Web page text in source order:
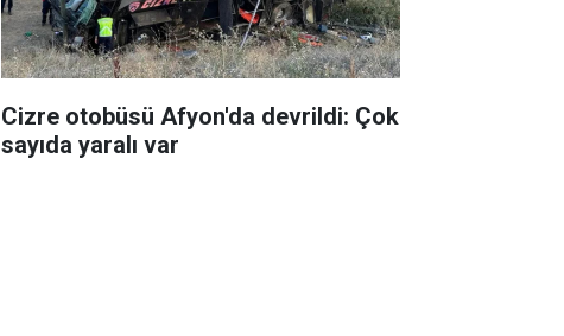
Cizre otobüsü Afyon'da devrildi: Çok
sayıda yaralı var